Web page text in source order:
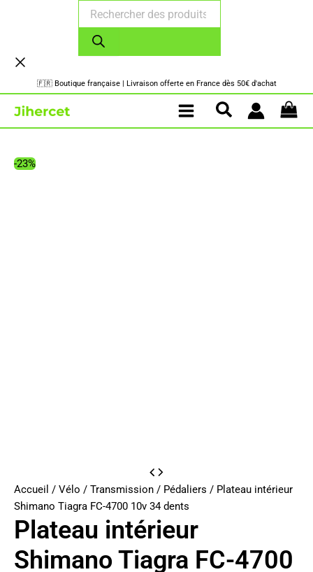
produits
🇫🇷 Boutique française | Livraison offerte en France dès 50€ d'achat
-23%
Accueil / Vélo / Transmission / Pédaliers / Plateau intérieur
Shimano Tiagra FC-4700 10v 34 dents
Plateau intérieur
Shimano Tiagra FC-4700